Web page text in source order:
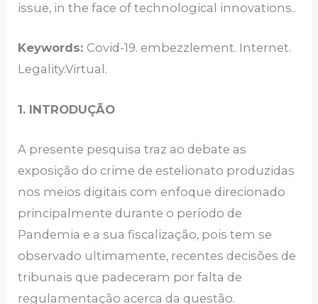
issue, in the face of technological innovations..
Keywords: Covid-19. embezzlement. Internet.
Legality.Virtual.
1. INTRODUÇÃO
A presente pesquisa traz ao debate as
exposição do crime de estelionato produzidas
nos meios digitais com enfoque direcionado
principalmente durante o período de
Pandemia e a sua fiscalização, pois tem se
observado ultimamente, recentes decisões de
tribunais que padeceram por falta de
regulamentação acerca da questão.